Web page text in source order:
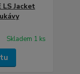
Jacket
Skladem 1 ks